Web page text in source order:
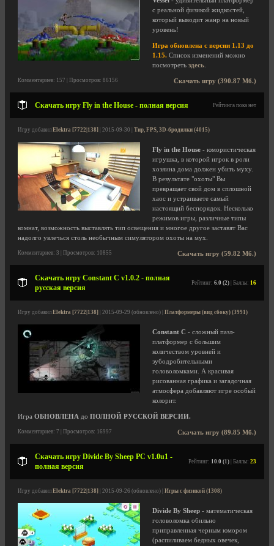
с реальной физикой жидкостей,
который выводит жанр на новый
уровень!
Игра обновлена с версии 1.13 до
1.15. Список изменений можно
посмотреть здесь
Скачать игру (390.87 Мб.)
Комментариев: 157 | Просмотров: 86156
Скачать игру Fly in the House - полная версия Рейтинга пока нет
Игру добавил Elektra [7722|138] | 2015-09-30 | Тир, FPS, 3D-бродилки (4015)
Fly in the House - юмористическая
игрушка, в которой игрок в роли
хозяина дома должен убить муху.
В результате "охоты" Вы
превращает свой дом в сплошной
хаос и устраиваете самый
настоящий беспорядок. Несколько
режимов игры, различные типы
комнат, возможность выставлять тип освещения и многое другое заставят Вас
надолго увлечься столь необычным симулятором охоты на мух.
Скачать игру (59.82 Мб.)
Комментариев: 3 | Просмотров: 10855
Скачать игру Constant C v1.0.2 - полная
русская версия
Рейтинг: 6.0 (2) | Баллы: 16
Игру добавил Elektra [7722|138] | 2015-09-29 (обновлено) | Платформеры (вид сбоку) (3991)
Constant C - сложный пазл-
платформер с большим
количеством уровней и
зубодробительными
головоломками. А красивая
рисованная графика и загадочная
атмосфера добавляют игре особый
колорит.
Игра ОБНОВЛЕНА до ПОЛНОЙ РУССКОЙ ВЕРСИИ.
Скачать игру (89.85 Мб.)
Комментариев: 7 | Просмотров: 16997
Скачать игру Divide By Sheep PC v1.0u1 -
полная версия
Рейтинг: 10.0 (1) | Баллы: 23
Игру добавил Elektra [7722|138] | 2015-09-26 (обновлено) | Игры с физикой (1308)
Divide By Sheep - математическая
головоломка обильно
приправленная черным юмором
(распиливаем бедных овечек,